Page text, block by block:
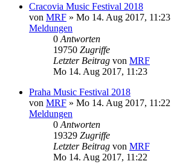
Cracovia Music Festival 2018
von MRF » Mo 14. Aug 2017, 11:23
Meldungen
0 Antworten
19750 Zugriffe
Letzter Beitrag von MRF
Mo 14. Aug 2017, 11:23
Praha Music Festival 2018
von MRF » Mo 14. Aug 2017, 11:22
Meldungen
0 Antworten
19329 Zugriffe
Letzter Beitrag von MRF
Mo 14. Aug 2017, 11:22